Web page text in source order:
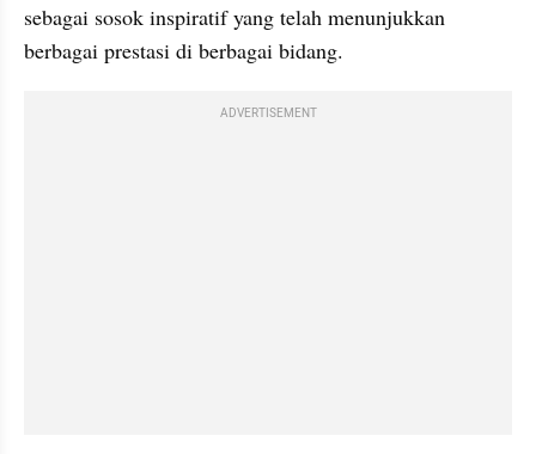
sebagai sosok inspiratif yang telah menunjukkan
berbagai prestasi di berbagai bidang.
ADVERTISEMENT